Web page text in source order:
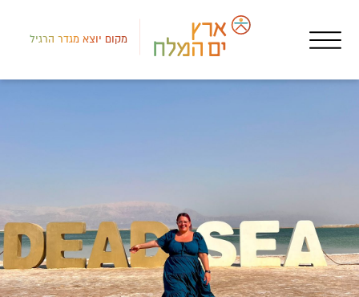
מקום יוצא מגדר הרגיל